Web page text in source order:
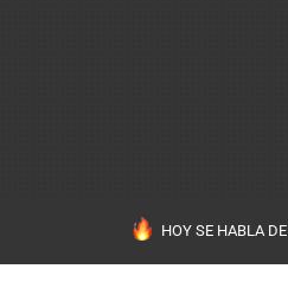
HOY SE HABLA DE